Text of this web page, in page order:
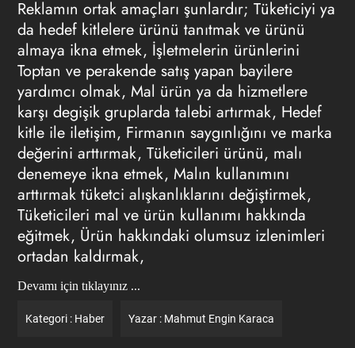
Reklamın ortak amaçları şunlardır; Tüketiciyi ya
da hedef kitlelere ürünü tanıtmak ve ürünü
almaya ikna etmek, İşletmelerin ürünlerini
Toptan ve perakende satış yapan bayilere
yardımcı olmak, Mal ürün ya da hizmetlere
karşı degişik gruplarda talebi artırmak, Hedef
kitle ile iletişim, Firmanın saygınlığını ve marka
değerini arttırmak, Tüketicileri ürünü, malı
denemeye ikna etmek, Malın kullanımını
arttırmak tüketci alışkanlıklarını değiştirmek,
Tüketicileri mal ve ürün kullanımı hakkında
eğitmek, Ürün hakkındaki olumsuz izlenimleri
ortadan kaldırmak,
Devamı için tıklayınız ...
Kategori : Haber Yazar : Mahmut Engin Karaca